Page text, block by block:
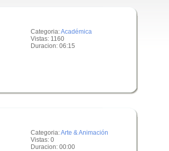
Categoria:Académica
Vistas: 1160
Duracion: 06:15
Categoria:Arte & Animación
Vistas: 0
Duracion: 00:00